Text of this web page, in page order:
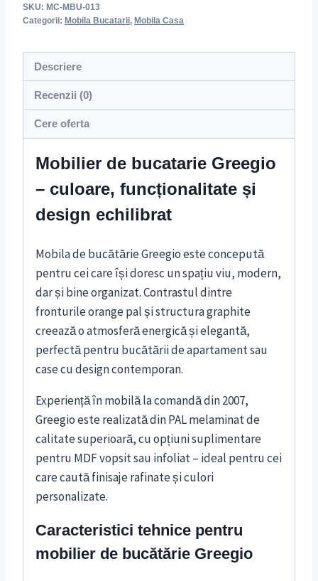
SKU: MC-MBU-013
Categorii: Mobila Bucatarii, Mobila Casa
Descriere
Recenzii (0)
Cere oferta
Mobilier de bucatarie Greegio
– culoare, funcționalitate și
design echilibrat
Mobila de bucătărie Greegio este concepută
pentru cei care își doresc un spațiu viu, modern,
dar și bine organizat. Contrastul dintre
fronturile orange pal și structura graphite
creează o atmosferă energică și elegantă,
perfectă pentru bucătării de apartament sau
case cu design contemporan.
Experiență în mobilă la comandă din 2007,
Greegio este realizată din PAL melaminat de
calitate superioară, cu opțiuni suplimentare
pentru MDF vopsit sau infoliat – ideal pentru cei
care caută finisaje rafinate și culori
personalizate.
Caracteristici tehnice pentru
mobilier de bucătărie Greegio